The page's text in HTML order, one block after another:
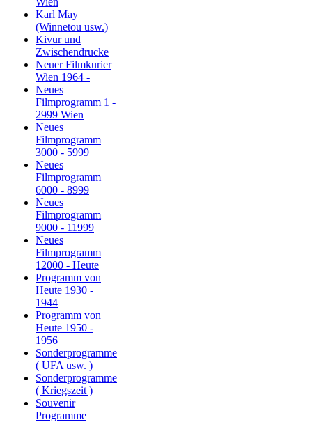
Karl May
(Winnetou usw.)
Kivur und
Zwischendrucke
Neuer Filmkurier
Wien 1964 -
Neues
Filmprogramm 1 -
2999 Wien
Neues
Filmprogramm
3000 - 5999
Neues
Filmprogramm
6000 - 8999
Neues
Filmprogramm
9000 - 11999
Neues
Filmprogramm
12000 - Heute
Programm von
Heute 1930 -
1944
Programm von
Heute 1950 -
1956
Sonderprogramme
( UFA usw. )
Sonderprogramme
( Kriegszeit )
Souvenir
Programme